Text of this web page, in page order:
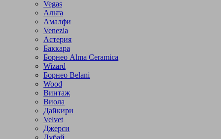
Vegas
Альта
Амалфи
Venezia
Астерия
Баккара
Борнео Alma Ceramica
Wizard
Борнео Belani
Wood
Винтаж
Виола
Дайкири
Velvet
Джерси
Дубай